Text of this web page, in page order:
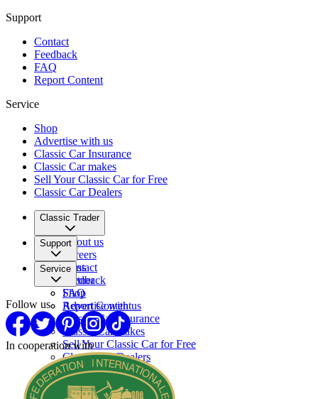
Support
Contact
Feedback
FAQ
Report Content
Service
Shop
Advertise with us
Classic Car Insurance
Classic Car makes
Sell Your Classic Car for Free
Classic Car Dealers
Classic Trader
About us
Careers
Press
Partner
Support
Contact
Feedback
FAQ
Report Content
Service
Shop
Advertise with us
Classic Car Insurance
Classic Car makes
Sell Your Classic Car for Free
Classic Car Dealers
Follow us
In cooperation with